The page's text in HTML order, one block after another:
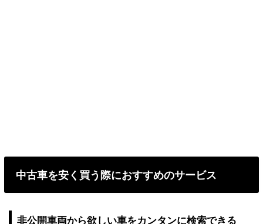
中古車を安く買う際におすすめのサービス
非公開車両から欲しい車をカンタンに検索できる